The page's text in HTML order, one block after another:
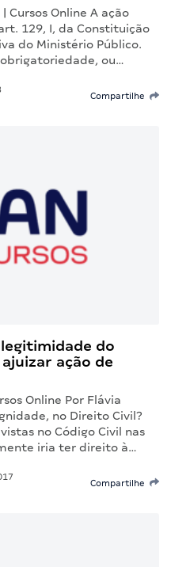
Cursos Online A ação
129, I, da Constituição
do Ministério Público.
ou…
Compartilhe
do
ação de
Online Por Flávia
no Direito Civil?
no Código Civil nas
iria ter direito à…
Compartilhe